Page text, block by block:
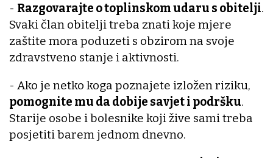
- Razgovarajte o toplinskom udaru s obitelji.
Svaki član obitelji treba znati koje mjere
zaštite mora poduzeti s obzirom na svoje
zdravstveno stanje i aktivnosti.
- Ako je netko koga poznajete izložen riziku,
pomognite mu da dobije savjet i podršku.
Starije osobe i bolesnike koji žive sami treba
posjetiti barem jednom dnevno.